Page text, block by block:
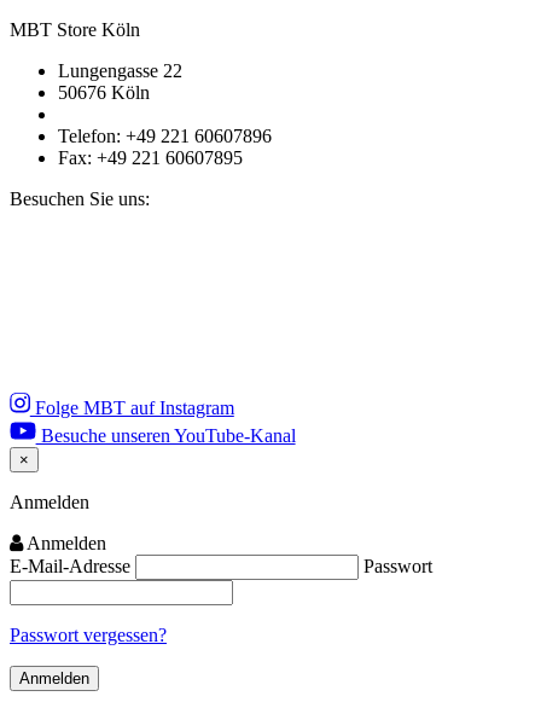
MBT Store Köln
Lungengasse 22
50676 Köln
Telefon: +49 221 60607896
Fax: +49 221 60607895
Besuchen Sie uns:
Folge MBT auf Instagram
Besuche unseren YouTube-Kanal
×
Close
Anmelden
Anmelden
E-Mail-Adresse
Passwort
Passwort vergessen?